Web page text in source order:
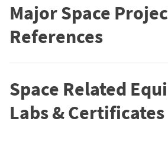
Major Space
References
Space Related
Labs & Certificates